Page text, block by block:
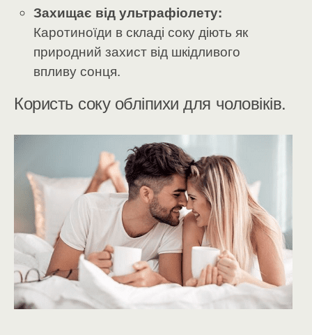
Захищає від ультрафіолету:
Каротиноїди в складі соку діють як
природний захист від шкідливого
впливу сонця.
Користь соку обліпихи для чоловіків.